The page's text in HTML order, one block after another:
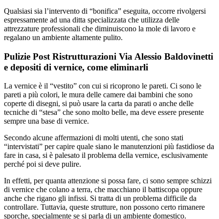
Qualsiasi sia l’intervento di “bonifica” eseguita, occorre rivolgersi
espressamente ad una ditta specializzata che utilizza delle
attrezzature professionali che diminuiscono la mole di lavoro e
regalano un ambiente altamente pulito.
Pulizie Post Ristrutturazioni Via Alessio Baldovinetti
e depositi di vernice, come eliminarli
La vernice è il “vestito” con cui si ricoprono le pareti. Ci sono le
pareti a più colori, le mura delle camere dai bambini che sono
coperte di disegni, si può usare la carta da parati o anche delle
tecniche di “stesa” che sono molto belle, ma deve essere presente
sempre una base di vernice.
Secondo alcune affermazioni di molti utenti, che sono stati
“intervistati” per capire quale siano le manutenzioni più fastidiose da
fare in casa, si è palesato il problema della vernice, esclusivamente
perché poi si deve pulire.
In effetti, per quanta attenzione si possa fare, ci sono sempre schizzi
di vernice che colano a terra, che macchiano il battiscopa oppure
anche che rigano gli infissi. Si tratta di un problema difficile da
controllare. Tuttavia, queste strutture, non possono certo rimanere
sporche, specialmente se si parla di un ambiente domestico.